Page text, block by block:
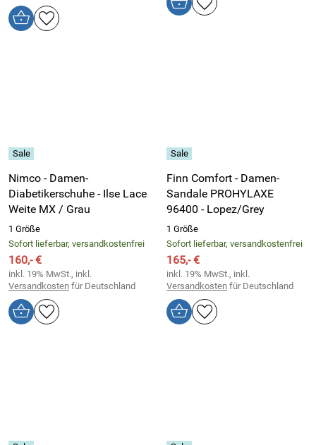
Nimco - Damen-
Diabetikerschuhe - Ilse Lace
Weite MX / Grau
1 Größe
Sofort lieferbar, versandkostenfrei
160,- €
inkl. 19% MwSt., inkl.
Versandkosten für Deutschland
Finn Comfort - Damen-
Sandale PROHYLAXE
96400 - Lopez/Grey
1 Größe
Sofort lieferbar, versandkostenfrei
165,- €
inkl. 19% MwSt., inkl.
Versandkosten für Deutschland